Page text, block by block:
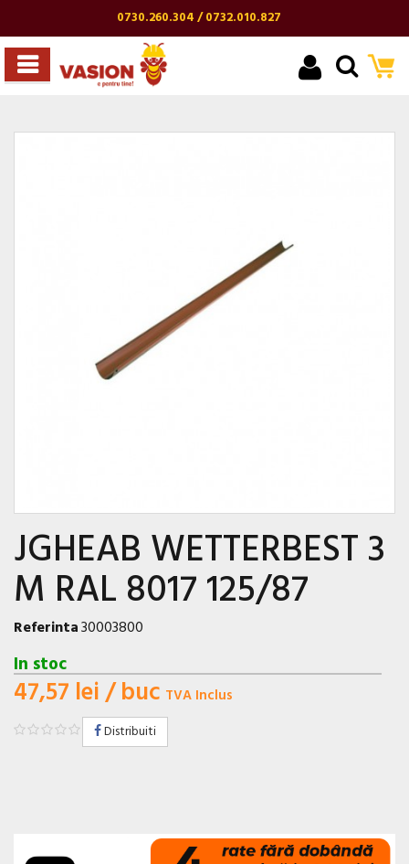
0730.260.304 / 0732.010.827
JGHEAB WETTERBEST 3
M RAL 8017 125/87
Referinta30003800
In stoc
47,57 lei/ buc TVA Inclus
Distribuiti